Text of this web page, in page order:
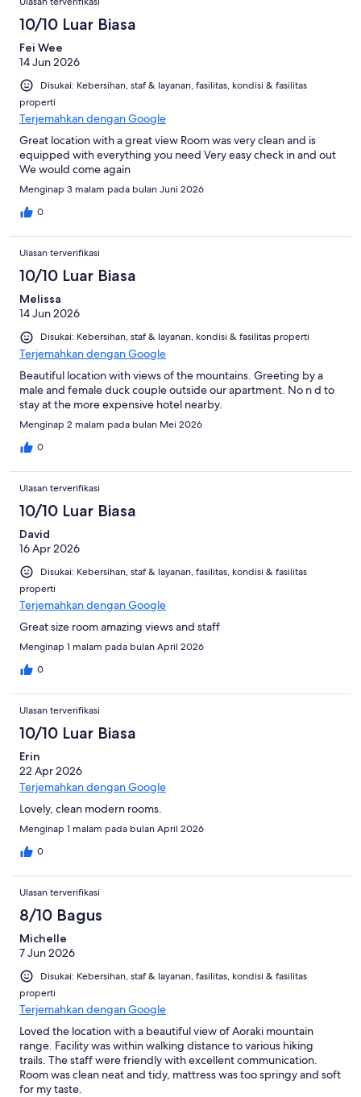
ulasan
10/10 Luar Biasa
Fei Wee
14 Jun 2026
Disukai: Kebersihan, staf & layanan, fasilitas, kondisi & fasilitas
properti
Terjemahkan dengan Google
Great location with a great view Room was very clean and is
equipped with everything you need Very easy check in and out
We would come again
Menginap 3 malam pada bulan Juni 2026
0
Ulasan terverifikasi
10/10 Luar Biasa
Melissa
14 Jun 2026
Disukai: Kebersihan, staf & layanan, kondisi & fasilitas properti
Terjemahkan dengan Google
Beautiful location with views of the mountains. Greeting by a
male and female duck couple outside our apartment. No n d to
stay at the more expensive hotel nearby.
Menginap 2 malam pada bulan Mei 2026
0
Ulasan terverifikasi
10/10 Luar Biasa
David
16 Apr 2026
Disukai: Kebersihan, staf & layanan, fasilitas, kondisi & fasilitas
properti
Terjemahkan dengan Google
Great size room amazing views and staff
Menginap 1 malam pada bulan April 2026
0
Ulasan terverifikasi
10/10 Luar Biasa
Erin
22 Apr 2026
Terjemahkan dengan Google
Lovely, clean modern rooms.
Menginap 1 malam pada bulan April 2026
0
Ulasan terverifikasi
8/10 Bagus
Michelle
7 Jun 2026
Disukai: Kebersihan, staf & layanan, fasilitas, kondisi & fasilitas
properti
Terjemahkan dengan Google
Loved the location with a beautiful view of Aoraki mountain
range. Facility was within walking distance to various hiking
trails. The staff were friendly with excellent communication.
Room was clean neat and tidy, mattress was too springy and soft
for my taste.